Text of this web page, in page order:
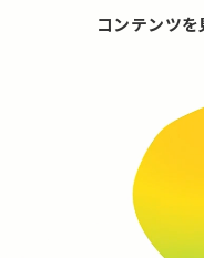
コンテンツ